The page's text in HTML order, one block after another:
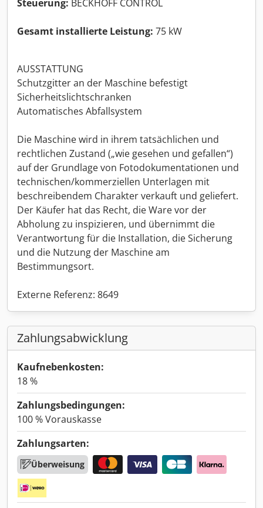
Steuerung: BECKHOFF CONTROL
Gesamt installierte Leistung: 75 kW
AUSSTATTUNG
Schutzgitter an der Maschine befestigt
Sicherheitslichtschranken
Automatisches Abfallsystem
Die Maschine wird in ihrem tatsächlichen und
rechtlichen Zustand („wie gesehen und gefallen“)
auf der Grundlage von Fotodokumentationen und
technischen/kommerziellen Unterlagen mit
beschreibendem Charakter verkauft und geliefert.
Der Käufer hat das Recht, die Ware vor der
Abholung zu inspizieren, und übernimmt die
Verantwortung für die Installation, die Sicherung
und die Nutzung der Maschine am
Bestimmungsort.
Externe Referenz: 8649
Zahlungsabwicklung
Kaufnebenkosten:
18 %
Zahlungsbedingungen:
100 % Vorauskasse
Zahlungsarten:
Überweisung